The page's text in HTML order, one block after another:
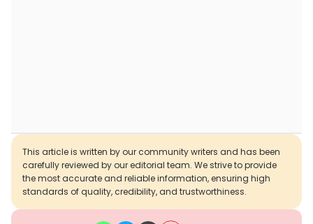
This article is written by our community writers and has been
carefully reviewed by our editorial team. We strive to provide
the most accurate and reliable information, ensuring high
standards of quality, credibility, and trustworthiness.